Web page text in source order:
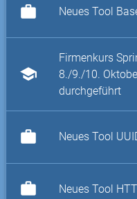
work Neues Tool
school
Firmenkurs
8./9./10.
durchgeführt
work Neues Tool
work Neues Tool